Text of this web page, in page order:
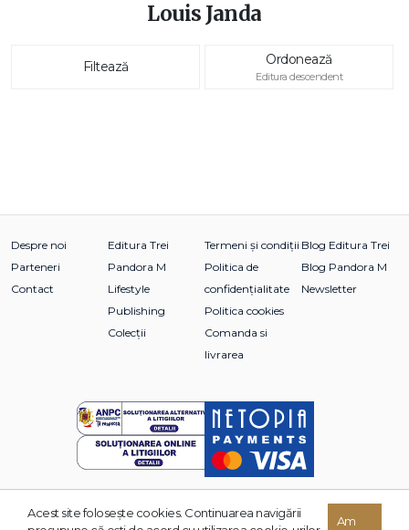
Louis Janda
Filtează Ordonează
Editura descendent
Despre noi
Parteneri
Contact
Editura Trei
Pandora M
Lifestyle
Publishing
Colecții
Termeni și condiții
Politica de
confidențialitate
Politica cookies
Comanda si
livrarea
Blog Editura Trei
Blog Pandora M
Newsletter
© 2026 Grupul Editorial TREI. Toate drepturile rezervate.
Acest site foloseşte cookies. Continuarea navigării
Am